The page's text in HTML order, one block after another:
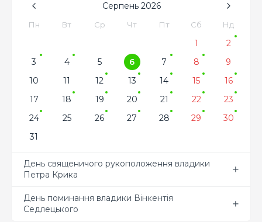
Серпень 2026
Пн Вт Ср Чт Пт Сб Нд
1
2
3
4 5 6 7 8
9
10
11 12 13 14 15
16
17
18 19 20 21 22
23
24
25 26 27 28 29
30
31
День священичого рукоположення владики
Петра Крика
День поминання владики Вінкентія
Седлецького